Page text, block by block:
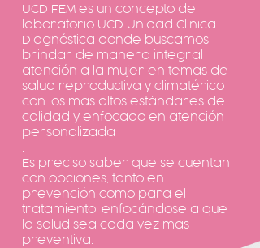
UCD FEM es un concepto de
laboratorio UCD Unidad Clinica
Diagnóstica donde buscamos
brindar de manera integral
atención a la mujer en temas de
salud reproductiva y climatérico
con los mas altos estándares de
calidad y enfocado en atención
personalizada
.
Es preciso saber que se cuentan
con opciones, tanto en
prevención como para el
tratamiento, enfocándose a que
la salud sea cada vez mas
preventiva.